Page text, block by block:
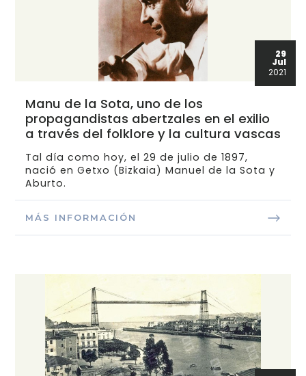
29
Jul
2021
Manu de la Sota, uno de los
propagandistas abertzales en el exilio
a través del folklore y la cultura vascas
Tal día como hoy, el 29 de julio de 1897,
nació en Getxo (Bizkaia) Manuel de la Sota y
Aburto.
MÁS INFORMACIÓN